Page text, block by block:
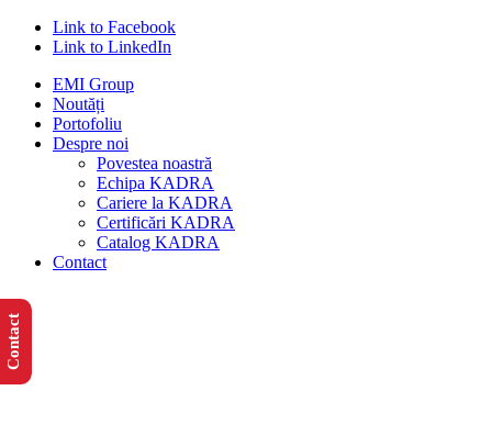
Link to Facebook
Link to LinkedIn
EMI Group
Noutăți
Portofoliu
Despre noi
Povestea noastră
Echipa KADRA
Cariere la KADRA
Certificări KADRA
Catalog KADRA
Contact
Contact